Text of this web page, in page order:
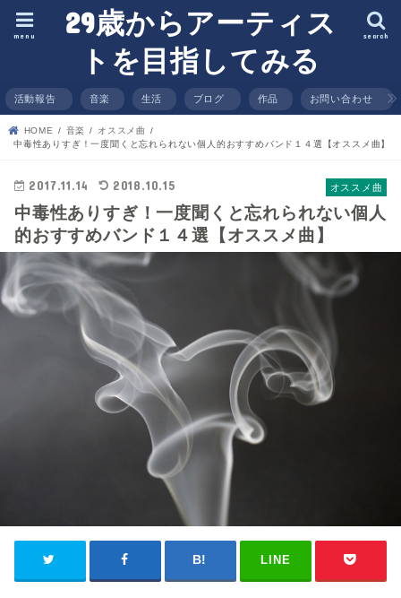
29歳からアーティス
トを目指してみる
search
menu
活動報告 音楽 生活 ブログ 作品 お問い合わせ
HOME 音楽
オススメ曲
中毒性ありすぎ！一度聞くと忘れられない個人的おすすめバンド１４選【オススメ曲】
オススメ曲
2017.11.14 2018.10.15
中毒性ありすぎ！一度聞くと忘れられない個人
的おすすめバンド１４選【オススメ曲】
LINE